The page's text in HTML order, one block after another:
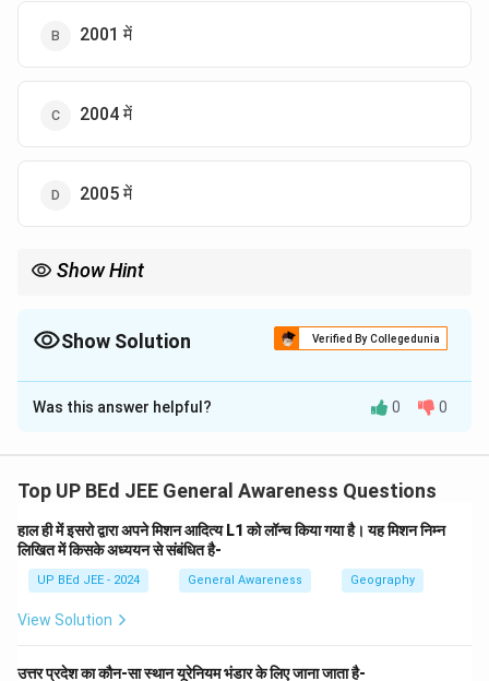
2001 में
2004 में
2005 में
Show Hint
योजनाएं।Show Solution Verified By Collegedunia
The Correct Option isB
Solution and Explanation
यह प्रश्न 'सर्व शिक्षा अभियान' नामक सरकारी योजना के प्रारंभ होने के
सामाजिक कल्याण कार्यक्रमों से संबंधित एक महत्वपूर्ण सामान्य ज्ञान का
प्रश्न है।चरण 2: 'सर्व शिक्षा अभियान' के बारे में जानें
सर्व शिक्षा अभियान (SSA) भारत सरकार का एक प्रमुख कार्यक्रम है,
जिसे राज्य सरकारों और स्थानीय निकायों के साथ साझेदारी में
Elementary Education - UEE) के लिए शुरू किया गया था। इस
Was this answer helpful? 0 0
Top UP BEd JEE General Awareness Questions
हाल ही में इसरो द्वारा अपने मिशन आदित्य L1 को लॉन्च किया गया है। यह मिशन निम्न
लिखित में किसके अध्ययन से संबंधित है-
UP BEd JEE - 2024 General Awareness Geography
View Solution
उत्तर प्रदेश का कौन-सा स्थान यूरेनियम भंडार के लिए जाना जाता है-